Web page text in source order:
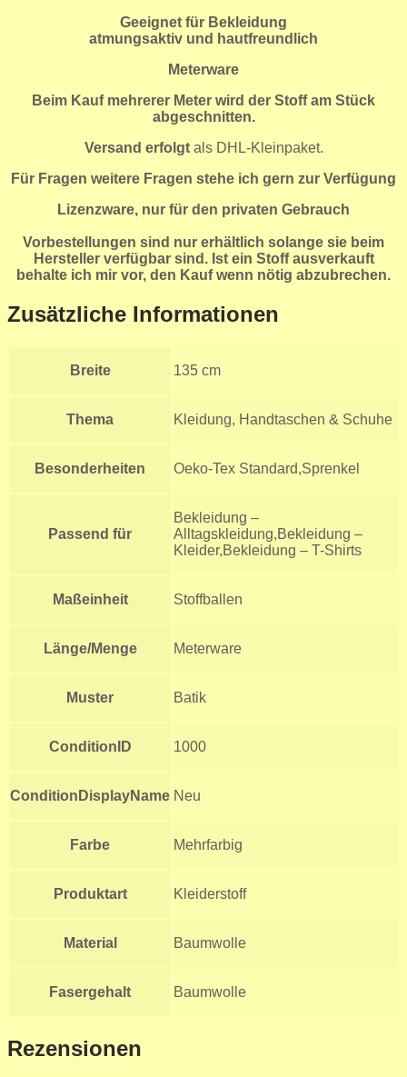
Geeignet für Bekleidung
atmungsaktiv und hautfreundlich
Meterware
Beim Kauf mehrerer Meter wird der Stoff am Stück
abgeschnitten.
Versand erfolgt als DHL-Kleinpaket.
Für Fragen weitere Fragen stehe ich gern zur Verfügung
Lizenzware, nur für den privaten Gebrauch
Vorbestellungen sind nur erhältlich solange sie beim
Hersteller verfügbar sind. Ist ein Stoff ausverkauft
behalte ich mir vor, den Kauf wenn nötig abzubrechen.
Zusätzliche Informationen
Breite 135 cm
Thema Kleidung, Handtaschen & Schuhe
Besonderheiten Oeko-Tex Standard,Sprenkel
Passend für
Bekleidung –
Alltagskleidung,Bekleidung –
Kleider,Bekleidung – T-Shirts
Maßeinheit Stoffballen
Länge/Menge Meterware
Muster Batik
ConditionID 1000
ConditionDisplayName Neu
Farbe Mehrfarbig
Produktart Kleiderstoff
Material Baumwolle
Fasergehalt Baumwolle
Rezensionen